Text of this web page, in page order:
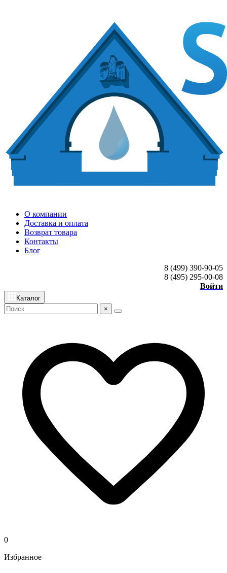
О компании
Доставка и оплата
Возврат товара
Контакты
Блог
8 (499) 390-90-05
8 (495) 295-00-08
Войти
Каталог
×
0
Избранное